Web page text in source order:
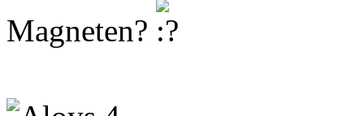
Magneten?